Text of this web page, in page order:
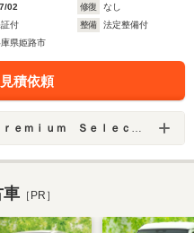
02 修復
なし
付 整備
法定整備付
県姫路市
積依頼
ｕｍ Ｓｅｌｅｃｔｉｏｎ 姫路
車 ［PR］